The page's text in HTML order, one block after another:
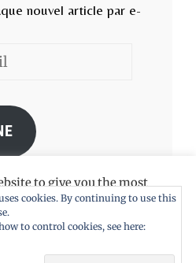
nouvel article par e-
to give you the most
your preferences
“Accept All”, you consent to
However, you may visit
a controlled consent.
cookies. By continuing to use this
to control cookies, see here: